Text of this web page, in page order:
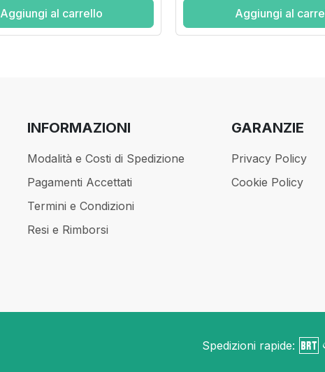
Aggiungi al carrello Aggiungi al
INFORMAZIONI
Modalità e Costi di Spedizione
Pagamenti Accettati
Termini e Condizioni
Resi e Rimborsi
GARANZIE
Privacy Policy
Cookie Policy
Spedizioni rapide: